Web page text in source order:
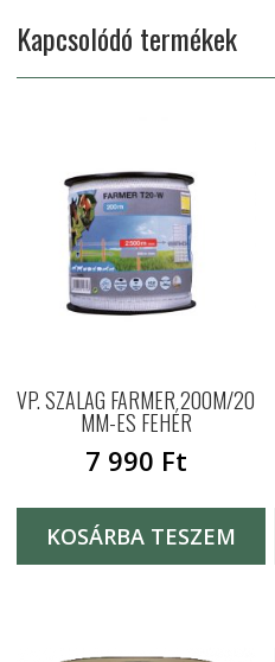
Kapcsolódó termékek
VP. SZALAG FARMER 200M/20
MM-ES FEHÉR
7 990 Ft
KOSÁRBA TESZEM